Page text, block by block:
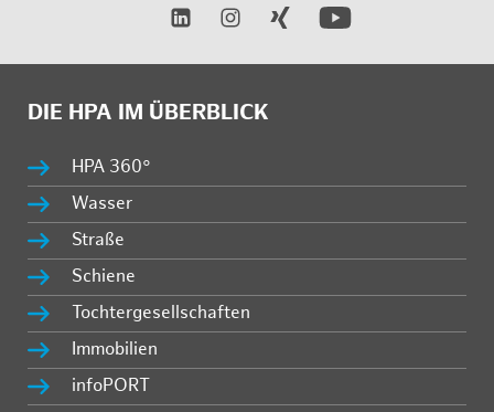
DIE HPA IM ÜBERBLICK
HPA 360°
Wasser
Straße
Schiene
Tochtergesellschaften
Immobilien
infoPORT